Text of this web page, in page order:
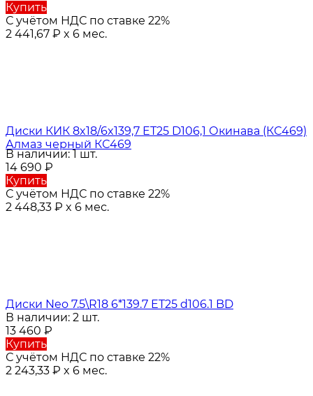
Купить
С учётом НДС по ставке 22%
2 441,67 ₽ x 6 мес.
Диски КИК 8x18/6x139,7 ET25 D106,1 Окинава (КС469)
Алмаз черный КС469
В наличии: 1 шт.
14 690 ₽
Купить
С учётом НДС по ставке 22%
2 448,33 ₽ x 6 мес.
Диски Neo 7.5\R18 6*139.7 ET25 d106.1 BD
В наличии: 2 шт.
13 460 ₽
Купить
С учётом НДС по ставке 22%
2 243,33 ₽ x 6 мес.